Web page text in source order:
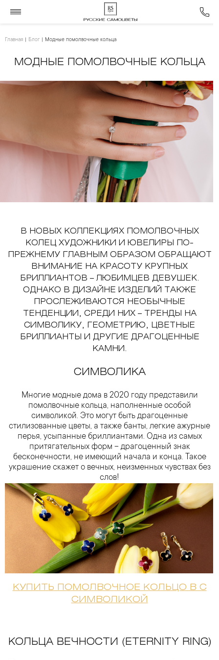
Главная Блог Модные помолвочные кольца
МОДНЫЕ ПОМОЛВОЧНЫЕ КОЛЬЦА
В НОВЫХ КОЛЛЕКЦИЯХ ПОМОЛВОЧНЫХ
КОЛЕЦ ХУДОЖНИКИ И ЮВЕЛИРЫ ПО-
ПРЕЖНЕМУ ГЛАВНЫМ ОБРАЗОМ ОБРАЩАЮТ
ВНИМАНИЕ НА КРАСОТУ КРУПНЫХ
БРИЛЛИАНТОВ – ЛЮБИМЦЕВ ДЕВУШЕК.
ОДНАКО В ДИЗАЙНЕ ИЗДЕЛИЙ ТАКЖЕ
ПРОСЛЕЖИВАЮТСЯ НЕОБЫЧНЫЕ
ТЕНДЕНЦИИ, СРЕДИ НИХ – ТРЕНДЫ НА
СИМВОЛИКУ, ГЕОМЕТРИЮ, ЦВЕТНЫЕ
БРИЛЛИАНТЫ И ДРУГИЕ ДРАГОЦЕННЫЕ
КАМНИ.
СИМВОЛИКА
Многие модные дома в 2020 году представили
помолвочные кольца, наполненные особой
символикой. Это могут быть драгоценные
стилизованные цветы, а также банты, легкие ажурные
перья, усыпанные бриллиантами. Одна из самых
притягательных форм – драгоценный знак
бесконечности, не имеющий начала и конца. Такое
украшение скажет о вечных, неизменных чувствах без
слов!
КУПИТЬ ПОМОЛВОЧНОЕ КОЛЬЦО В C
СИМВОЛИКОЙ
КОЛЬЦА ВЕЧНОСТИ (ETERNITY RING)